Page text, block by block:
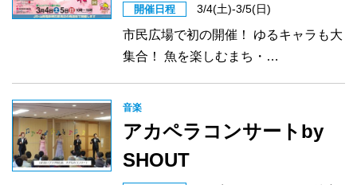
開催日程 3/4(土)-3/5(日)
市民広場で初の開催！ ゆるキャラも大
集合！ 魚を楽しむまち・…
音楽
アカペラコンサートby
SHOUT